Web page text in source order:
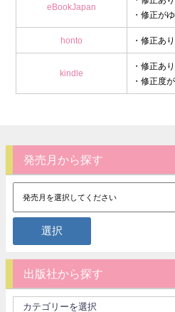
eBookJapan
・修正が
honto ・修正あ
kindle
・修正あ
・修正度
発売月から探す
出版社から探す